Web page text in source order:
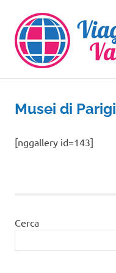
contenuto
Musei di Parigi
[nggallery id=143]
Cerca